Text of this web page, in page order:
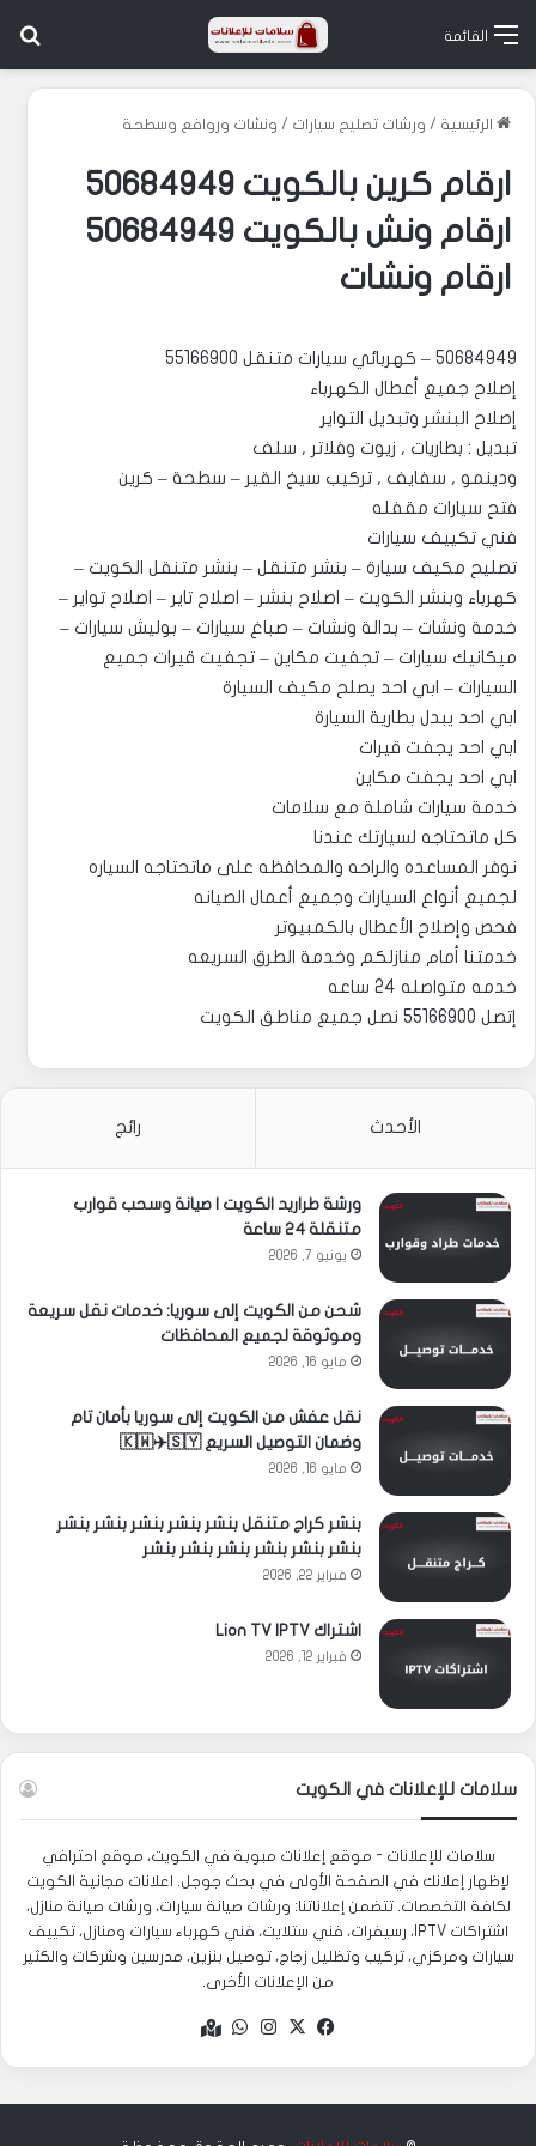
القائمة
الرئيسية / ورشات تصليح سيارات / ونشات وروافع وسطحة
ارقام كرين بالكويت 50684949
ارقام ونش بالكويت 50684949
ارقام ونشات
50684949 – كهربائي سيارات متنقل 55166900
إصلاح جميع أعطال الكهرباء
إصلاح البنشر وتبديل التواير
تبديل : بطاريات , زيوت وفلاتر , سلف
ودينمو , سفايف , تركيب سيخ القير – سطحة – كرين
فتح سيارات مقفله
فني تكييف سيارات
تصليح مكيف سيارة – بنشر متنقل – بنشر متنقل الكويت –
كهرباء وبنشر الكويت – اصلاح بنشر – اصلاح تاير – اصلاح تواير –
خدمة ونشات – بدالة ونشات – صباغ سيارات – بوليش سيارات –
ميكانيك سيارات – تجفيت مكاين – تجفيت قيرات جميع
السيارات – ابي احد يصلح مكيف السيارة
ابي احد يبدل بطارية السيارة
ابي احد يجفت قيرات
ابي احد يجفت مكاين
خدمة سيارات شاملة مع سلامات
كل ماتحتاجه لسيارتك عندنا
نوفر المساعده والراحه والمحافظه على ماتحتاجه السياره
لجميع أنواع السيارات وجميع أعمال الصيانه
فحص وإصلاح الأعطال بالكمبيوتر
خدمتنا أمام منازلكم وخدمة الطرق السريعه
خدمه متواصله 24 ساعه
إتصل 55166900 نصل جميع مناطق الكويت
الأحدث رائج
ورشة طراريد الكويت | صيانة وسحب قوارب
متنقلة 24 ساعة
يونيو 7, 2026
شحن من الكويت إلى سوريا: خدمات نقل سريعة
وموثوقة لجميع المحافظات
مايو 16, 2026
نقل عفش من الكويت إلى سوريا بأمان تام
وضمان التوصيل السريع 🇰🇼✈️🇸🇾
مايو 16, 2026
بنشر كراج متنقل بنشر بنشر بنشر بنشر بنشر
بنشر بنشر بنشر بنشر بنشر بنشر
فبراير 22, 2026
اشتراك Lion TV IPTV
فبراير 12, 2026
سلامات للإعلانات في الكويت
سلامات للإعلانات - موقع إعلانات مبوبة في الكويت، موقع احترافي
لإظهار إعلانك في الصفحة الأولى في بحث جوجل. اعلانات مجانية الكويت
لكافة التخصصات. تتضمن إعلاناتنا: ورشات صيانة سيارات، ورشات صيانة منازل،
اشتراكات IPTV، رسيفرات، فني ستلايت، فني كهرباء سيارات ومنازل، تكييف
سيارات ومركزي، تركيب وتظليل زجاج، توصيل بنزين، مدرسين وشركات والكثير
من الإعلانات الأخرى.
فيسبوك
‫X انستقرام
واتساب